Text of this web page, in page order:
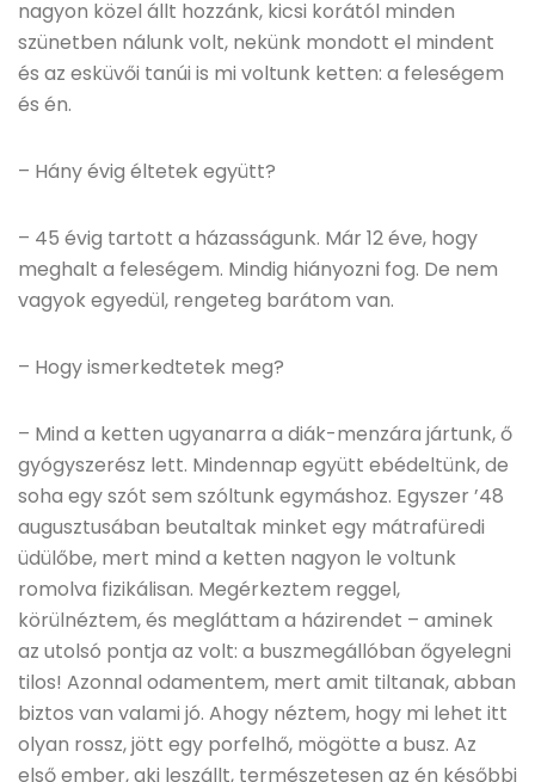
nagyon közel állt hozzánk, kicsi korától minden
szünetben nálunk volt, nekünk mondott el mindent
és az esküvői tanúi is mi voltunk ketten: a feleségem
és én.
– Hány évig éltetek együtt?
– 45 évig tartott a házasságunk. Már 12 éve, hogy
meghalt a feleségem. Mindig hiányozni fog. De nem
vagyok egyedül, rengeteg barátom van.
– Hogy ismerkedtetek meg?
– Mind a ketten ugyanarra a diák-menzára jártunk, ő
gyógyszerész lett. Mindennap együtt ebédeltünk, de
soha egy szót sem szóltunk egymáshoz. Egyszer ’48
augusztusában beutaltak minket egy mátrafüredi
üdülőbe, mert mind a ketten nagyon le voltunk
romolva fizikálisan. Megérkeztem reggel,
körülnéztem, és megláttam a házirendet – aminek
az utolsó pontja az volt: a buszmegállóban őgyelegni
tilos! Azonnal odamentem, mert amit tiltanak, abban
biztos van valami jó. Ahogy néztem, hogy mi lehet itt
olyan rossz, jött egy porfelhő, mögötte a busz. Az
első ember, aki leszállt, természetesen az én későbbi